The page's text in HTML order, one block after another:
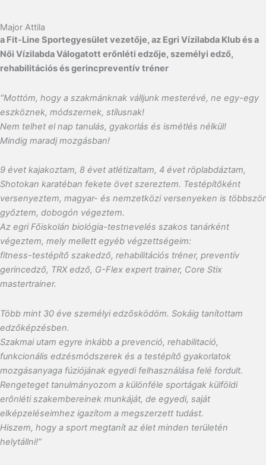
Major Attila
a Fit-Line Sportegyesület vezetője, az Egri Vízilabda Klub és a
Női Vízilabda Válogatott erőnléti edzője, személyi edző,
rehabilitációs és gerincpreventív tréner
“Mottóm, hogy a szakmánknak válljunk mesterévé, ne egy-egy
eszköznek, módszernek, stílusnak!
Nem telhet el nap tanulás, gyakorlás és ismétlés nélkül!
Mindig maradj mozgásban!
9 évet kajakoztam, 8 évet atlétizaltam, 4 évet röplabdáztam,
Shotokan karatéban fekete övet szereztem. Testépítőként
versenyeztem, magyar- és nemzetközi versenyeken is többször
győztem, dobogón végeztem.
Az egri Főiskolán biológia-testnevelés szakos tanárként
végeztem, mely mellett egyéb végzettségeim:
fitness-testépítő szakedző, rehabilitációs tréner, preventív
gerincedző, TRX edző, G-Flex expert trainer, Core Stix
mastertrainer.
Több mint 30 éve személyi edzősködöm. Sokáig tanítottam
edzőképzésben.
Szakmai utam egyre inkább a prevenció, rehabilitació,
funkcionális edzésmódszerek és a testépítő gyakorlatok
mozgásanyaga fúziójának egyedi felhasználása felé fordult.
Rengeteget tanulmányozom a különféle sportágak külföldi
erőnléti szakembereinek munkáját, de egyedi, saját
elképzeléseimhez igazítom a megszerzett tudást.
Hiszem, hogy a sport megtanít az élet minden területén
helytállni!”